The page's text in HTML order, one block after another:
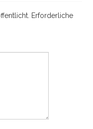
Erforderliche